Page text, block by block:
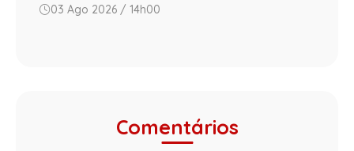
03 Ago 2026 / 14h00
Comentários